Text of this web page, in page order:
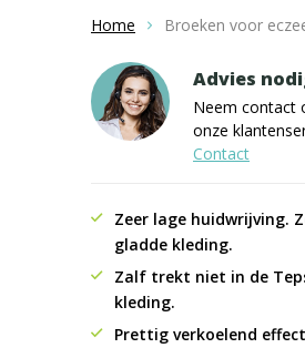
Home Broeken voor
Advies
Neem contact
onze
Contact
Zeer lage huidwrijving.
gladde kleding.
Zalf trekt niet in de
kleding.
Prettig verkoelend